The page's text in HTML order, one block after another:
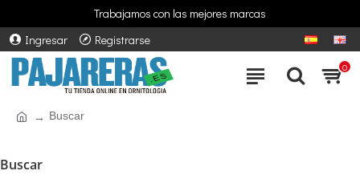
Entrega gratuita en pedidos superiores a 50€*
Trabajamos con las mejores marcas
Ingresar
Registrarse
0
Buscar
Buscar